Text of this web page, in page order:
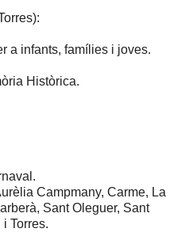
a infants, famílies i joves.
Històrica.
Campmany, Carme, La
Sant Oleguer, Sant
Torres.